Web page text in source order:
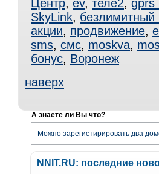
Центр, ev, теле2, gprs
SkyLink, безлимитный
акции, продвижение,
sms, смс, moskva,
бонус, Воронеж
наверх
А знаете ли Вы что?
Можно зарегистирировать два
NNIT.RU: последние